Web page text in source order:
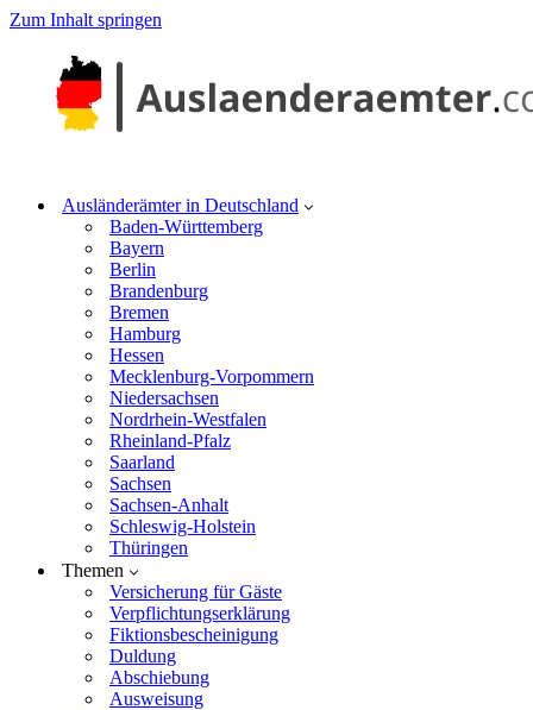
Zum Inhalt springen
Ausländerämter in Deutschland
Baden-Württemberg
Bayern
Berlin
Brandenburg
Bremen
Hamburg
Hessen
Mecklenburg-Vorpommern
Niedersachsen
Nordrhein-Westfalen
Rheinland-Pfalz
Saarland
Sachsen
Sachsen-Anhalt
Schleswig-Holstein
Thüringen
Themen
Versicherung für Gäste
Verpflichtungserklärung
Fiktionsbescheinigung
Duldung
Abschiebung
Ausweisung